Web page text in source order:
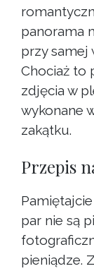
panorama
przy samej
Chociaż to
zdjęcia w
wykonane
zakątku.
Przepis
par nie są
pieniądze.